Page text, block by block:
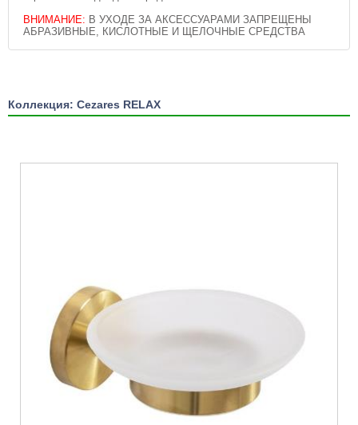
ВНИМАНИЕ: В УХОДЕ ЗА АКСЕССУАРАМИ ЗАПРЕЩЕНЫ
АБРАЗИВНЫЕ, КИСЛОТНЫЕ И ЩЕЛОЧНЫЕ СРЕДСТВА
Коллекция: Cezares RELAX